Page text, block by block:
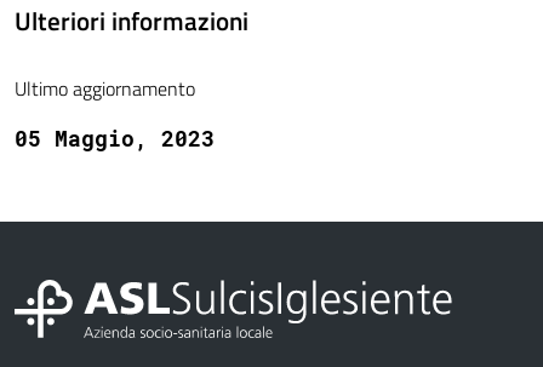
Ulteriori informazioni
Ultimo aggiornamento
05 Maggio, 2023